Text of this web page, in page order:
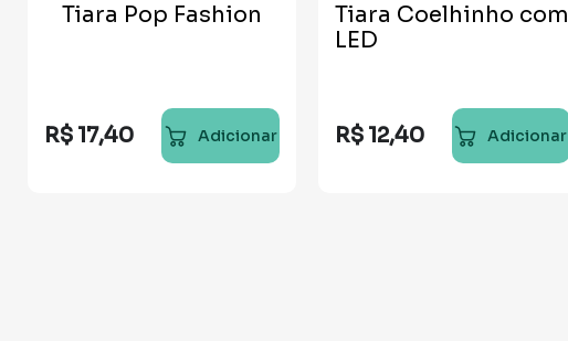
Tiara Pop Fashion
R$ 17,40 Adicionar
Tiara Coelhinho com
LED
R$ 12,40 Adicionar